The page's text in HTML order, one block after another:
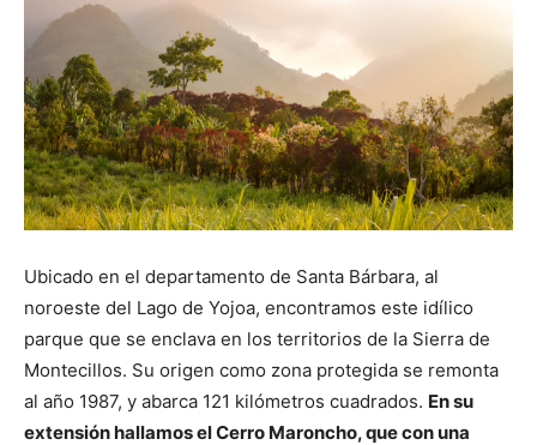
Ubicado en el departamento de Santa Bárbara, al
noroeste del Lago de Yojoa, encontramos este idílico
parque que se enclava en los territorios de la Sierra de
Montecillos. Su origen como zona protegida se remonta
al año 1987, y abarca 121 kilómetros cuadrados. En su
extensión hallamos el Cerro Maroncho, que con una